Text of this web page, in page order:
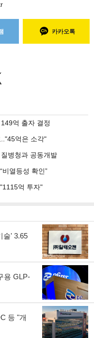
카카오톡
억 출자 결정
억은 소각"
병청과 공동개발
비열등성 확인”
억 투자"
술' 3.65
용 GLP-
등 "개